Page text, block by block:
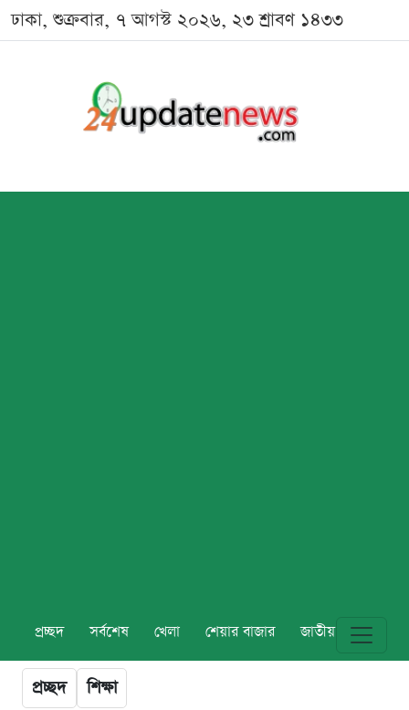
ঢাকা, শুক্রবার, ৭ আগস্ট ২০২৬, ২৩ শ্রাবণ ১৪৩৩
প্রচ্ছদ সর্বশেষ খেলা শেয়ার বাজার জাতীয় বিশ্ব
প্রচ্ছদ শিক্ষা